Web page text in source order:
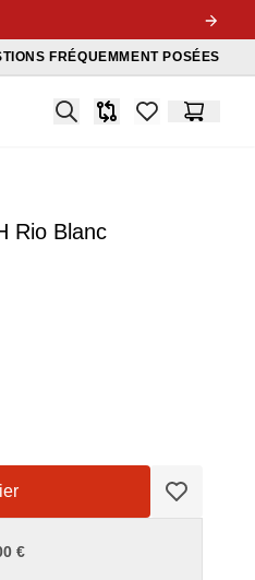
FRÉQUEMMENT POSÉES
Search
Comparaison
items inPanier
Rio Blanc
€